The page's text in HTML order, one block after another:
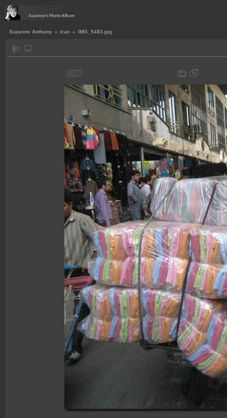
Suzanne Anthony » Iran » IMG_5483.jpg